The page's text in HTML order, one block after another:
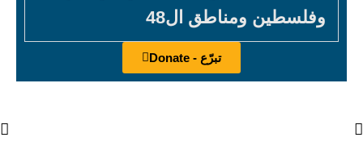
وفلسطين ومناطق ال48
تبرّع - Donate